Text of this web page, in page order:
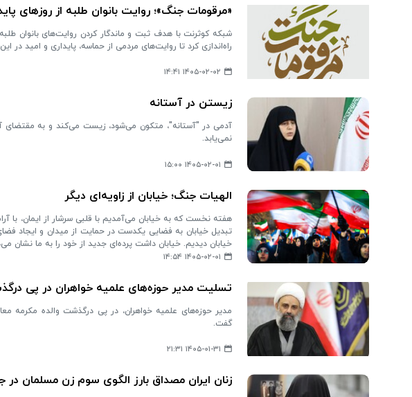
«مرقومات جنگ»؛ روایت بانوان طلبه از روزهای
شبکه کوثرنت با هدف ثبت و ماندگار کردن روایت‌های بانوان
راه‌اندازی کرد تا روایت‌های مردمی از حماسه، پایداری و امید در
۱۴۰۵-۰۲-۰۲ ۱۴:۴۱
زیستن در آستانه
آدمی در "آستانه"، متکون می‌شود، زیست می‌کند و به مقتضای
نمی‌یابد.
۱۴۰۵-۰۲-۰۱ ۱۵:۰۰
الهیات جنگ؛ خیابان از زاویه‌ای دیگر
هفته نخست که به خیابان می‌آمدیم با قلبی سرشار از ایمان، با
تبدیل خیابان به فضایی یکدست در حمایت از میدان و ایجاد
خیابان دیدیم. خیابان داشت پرده‌ای جدید از خود را به ما نشان
۱۴۰۵-۰۲-۰۱ ۱۴:۵۴
تسلیت مدیر حوزه‌های علمیه خواهران در پی
مدیر حوزه‌های علمیه خواهران، در پی درگذشت والده مکرمه
گفت.
۱۴۰۵-۰۱-۳۱ ۲۱:۳۱
زنان ایران مصداق بارز الگوی سوم زن مسلمان